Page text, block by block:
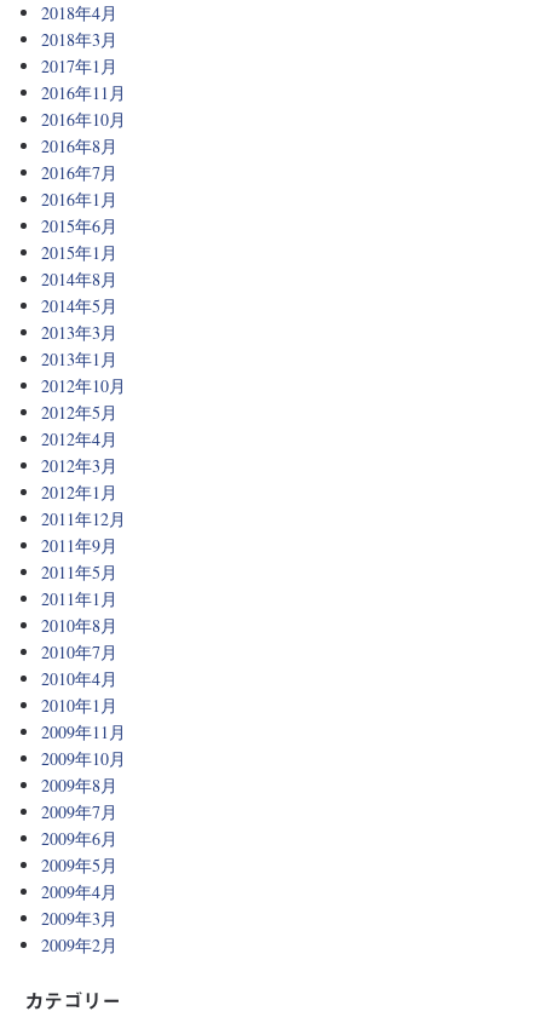
2018年4月
2018年3月
2017年1月
2016年11月
2016年10月
2016年8月
2016年7月
2016年1月
2015年6月
2015年1月
2014年8月
2014年5月
2013年3月
2013年1月
2012年10月
2012年5月
2012年4月
2012年3月
2012年1月
2011年12月
2011年9月
2011年5月
2011年1月
2010年8月
2010年7月
2010年4月
2010年1月
2009年11月
2009年10月
2009年8月
2009年7月
2009年6月
2009年5月
2009年4月
2009年3月
2009年2月
カテゴリー